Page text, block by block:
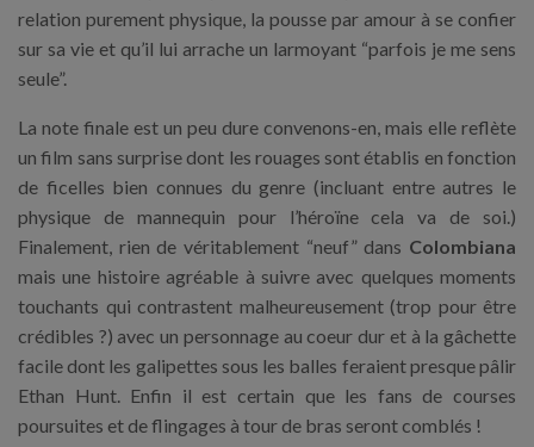
relation purement physique, la pousse par amour à se confier
sur sa vie et qu’il lui arrache un larmoyant “parfois je me sens
seule”.
La note finale est un peu dure convenons-en, mais elle reflète
un film sans surprise dont les rouages sont établis en fonction
de ficelles bien connues du genre (incluant entre autres le
physique de mannequin pour l’héroïne cela va de soi.)
Finalement, rien de véritablement “neuf” dans Colombiana
mais une histoire agréable à suivre avec quelques moments
touchants qui contrastent malheureusement (trop pour être
crédibles ?) avec un personnage au coeur dur et à la gâchette
facile dont les galipettes sous les balles feraient presque pâlir
Ethan Hunt. Enfin il est certain que les fans de courses
poursuites et de flingages à tour de bras seront comblés !